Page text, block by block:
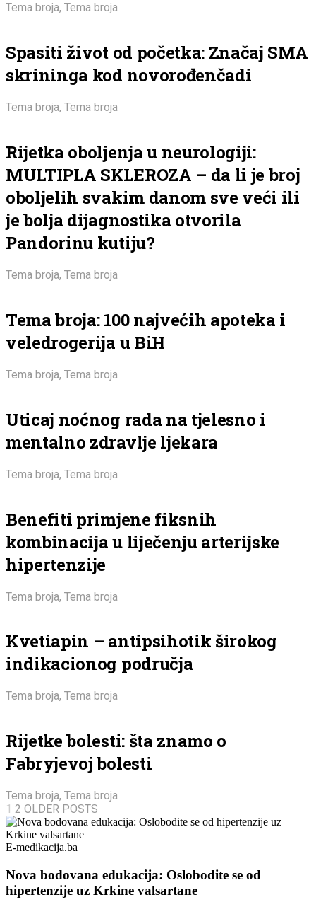
Tema broja, Tema broja
Spasiti život od početka: Značaj SMA
skrininga kod novorođenčadi
Tema broja, Tema broja
Rijetka oboljenja u neurologiji:
MULTIPLA SKLEROZA – da li je broj
oboljelih svakim danom sve veći ili
je bolja dijagnostika otvorila
Pandorinu kutiju?
Tema broja, Tema broja
Tema broja: 100 najvećih apoteka i
veledrogerija u BiH
Tema broja, Tema broja
Uticaj noćnog rada na tjelesno i
mentalno zdravlje ljekara
Tema broja, Tema broja
Benefiti primjene fiksnih
kombinacija u liječenju arterijske
hipertenzije
Tema broja, Tema broja
Kvetiapin – antipsihotik širokog
indikacionog područja
Tema broja, Tema broja
Rijetke bolesti: šta znamo o
Fabryjevoj bolesti
Tema broja, Tema broja
1 2 OLDER POSTS
E-medikacija.ba
Nova bodovana edukacija: Oslobodite se od
hipertenzije uz Krkine valsartane